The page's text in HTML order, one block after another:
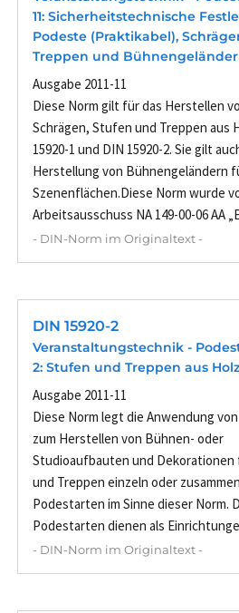
11: Sicherheitstechnische
Podeste (Praktikabel),
Treppen und Bühnengeländer
Ausgabe 2011-11
Diese Norm gilt für das Herstellen
Schrägen, Stufen und Treppen aus
15920-1 und DIN 15920-2. Sie gilt
Herstellung von Bühnengeländern
Szenenflächen.Diese Norm wurde
Arbeitsausschuss NA 149-00-06 AA
- DIN-Norm im Originaltext -
DIN 15920-2
Veranstaltungstechnik -
2: Stufen und Treppen aus Holz
Ausgabe 2011-11
Diese Norm legt die Anwendung
zum Herstellen von Bühnen- oder
Studioaufbauten und
und Treppen einzeln oder
Podestarten im Sinne dieser Norm.
Podestarten dienen als
- DIN-Norm im Originaltext -